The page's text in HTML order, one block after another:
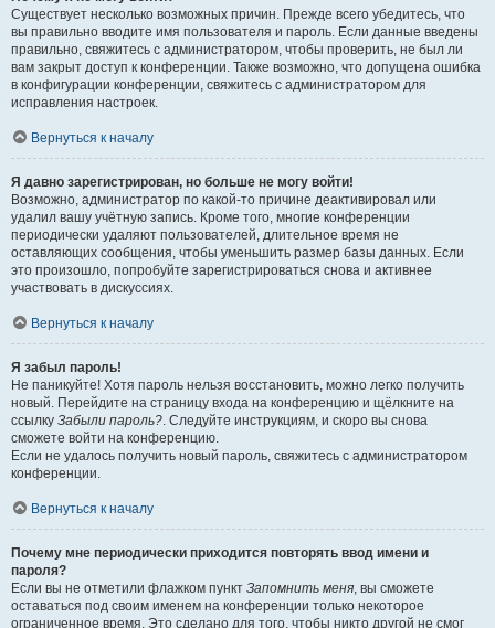
Существует несколько возможных причин. Прежде всего убедитесь, что
вы правильно вводите имя пользователя и пароль. Если данные введены
правильно, свяжитесь с администратором, чтобы проверить, не был ли
вам закрыт доступ к конференции. Также возможно, что допущена ошибка
в конфигурации конференции, свяжитесь с администратором для
исправления настроек.
Вернуться к началу
Я давно зарегистрирован, но больше не могу войти!
Возможно, администратор по какой-то причине деактивировал или
удалил вашу учётную запись. Кроме того, многие конференции
периодически удаляют пользователей, длительное время не
оставляющих сообщения, чтобы уменьшить размер базы данных. Если
это произошло, попробуйте зарегистрироваться снова и активнее
участвовать в дискуссиях.
Вернуться к началу
Я забыл пароль!
Не паникуйте! Хотя пароль нельзя восстановить, можно легко получить
новый. Перейдите на страницу входа на конференцию и щёлкните на
ссылку Забыли пароль?. Следуйте инструкциям, и скоро вы снова
сможете войти на конференцию.
Если не удалось получить новый пароль, свяжитесь с администратором
конференции.
Вернуться к началу
Почему мне периодически приходится повторять ввод имени и
пароля?
Если вы не отметили флажком пункт Запомнить меня, вы сможете
оставаться под своим именем на конференции только некоторое
ограниченное время. Это сделано для того, чтобы никто другой не смог